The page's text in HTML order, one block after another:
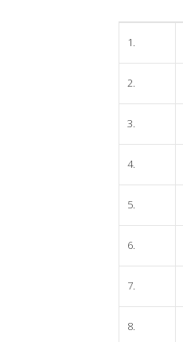
1.
2.
3.
4.
5.
6.
7.
8.